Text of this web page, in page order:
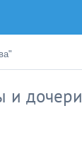
и дочери